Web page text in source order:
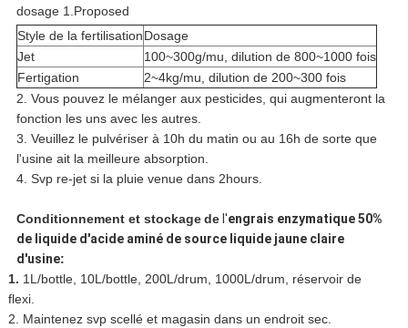
dosage 1.Proposed
Style de la fertilisationDosage
Jet
100~300g/mu, dilution de 800~1000 fois
Fertigation
2~4kg/mu, dilution de 200~300 fois
2. Vous pouvez le mélanger aux pesticides, qui augmenteront la
fonction les uns avec les autres.
3. Veuillez le pulvériser à 10h du matin ou au 16h de sorte que
l'usine ait la meilleure absorption.
4. Svp re-jet si la pluie venue dans 2hours.
Conditionnement et stockagedel'engrais enzymatique 50%
de liquide d'acide aminé de source liquide jaune claire
d'usine:
1. 1L/bottle, 10L/bottle, 200L/drum, 1000L/drum, réservoir de
flexi.
2. Maintenez svp scellé et magasin dans un endroit sec.